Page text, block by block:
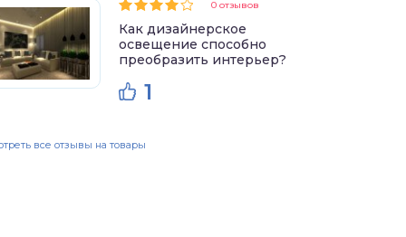
0 отзывов
Как дизайнерское
освещение способно
преобразить интерьер?
1
все отзывы на товары